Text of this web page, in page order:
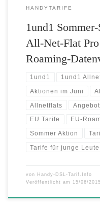
HANDYTARIFE
1und1
All-Net-Flat
Roaming-
1und1 1und1
Aktionen im Juni
Allnetflats
EU Tarife EU-
Sommer Aktion
Tarife für junge Leute
von Handy-DSL-Tarif.Info
Veröffentlicht am
15/06/2015